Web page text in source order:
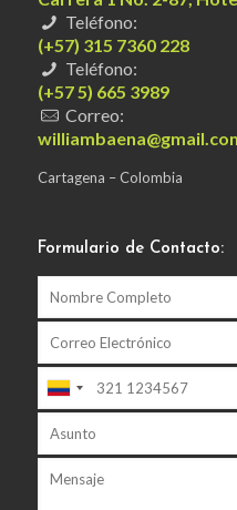
Teléfono:
(+57) 315 7360 228
Teléfono:
(+57 5) 665 3989
Correo:
Cartagena – Colombia
Formulario de Contacto: